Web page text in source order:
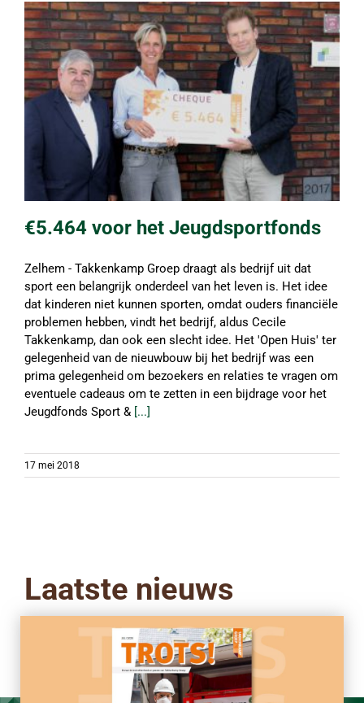
€5.464 voor het Jeugdsportfonds
Zelhem - Takkenkamp Groep draagt als bedrijf uit dat
sport een belangrijk onderdeel van het leven is. Het idee
dat kinderen niet kunnen sporten, omdat ouders financiële
problemen hebben, vindt het bedrijf, aldus Cecile
Takkenkamp, dan ook een slecht idee. Het 'Open Huis' ter
gelegenheid van de nieuwbouw bij het bedrijf was een
prima gelegenheid om bezoekers en relaties te vragen om
eventuele cadeaus om te zetten in een bijdrage voor het
Jeugdfonds Sport & [...]
17 mei 2018
Laatste nieuws